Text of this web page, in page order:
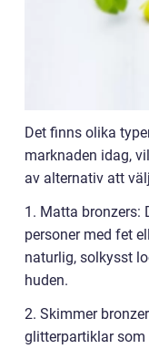
Det finns olika
marknaden idag,
av alternativ att
1. Matta bronzers:
personer med fet
naturlig, solkysst
huden.
2. Skimmer
glitterpartiklar som